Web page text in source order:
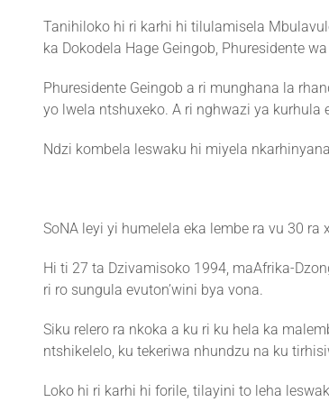
Tanihiloko hi ri karhi hi tilulamisela
ka Dokodela Hage Geingob, Phuresidente
Phuresidente Geingob a ri munghana la
yo lwela ntshuxeko. A ri nghwazi ya kurhula
Ndzi kombela leswaku hi miyela
SoNA leyi yi humelela eka lembe ra vu 30 ra
Hi ti 27 ta Dzivamisoko 1994, maAfrika-
ri ro sungula evuton’wini bya vona.
Siku relero ra nkoka a ku ri ku hela ka
ntshikelelo, ku tekeriwa nhundzu na ku
Loko hi ri karhi hi forile, tilayini to leha